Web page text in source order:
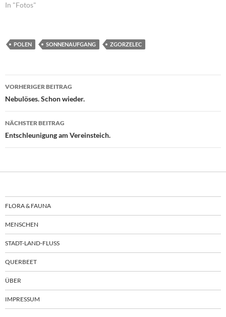
In "Fotos"
POLEN SONNENAUFGANG ZGORZELEC
Beitragsnavigation
VORHERIGER BEITRAG
Nebulöses. Schon wieder.
NÄCHSTER BEITRAG
Entschleunigung am Vereinsteich.
FLORA & FAUNA
MENSCHEN
STADT-LAND-FLUSS
QUERBEET
ÜBER
IMPRESSUM